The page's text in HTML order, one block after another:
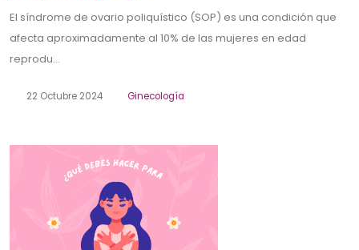
El síndrome de ovario poliquístico (SOP) es una condición que
afecta aproximadamente al 10% de las mujeres en edad
reprodu...
22 Octubre 2024 Ginecología